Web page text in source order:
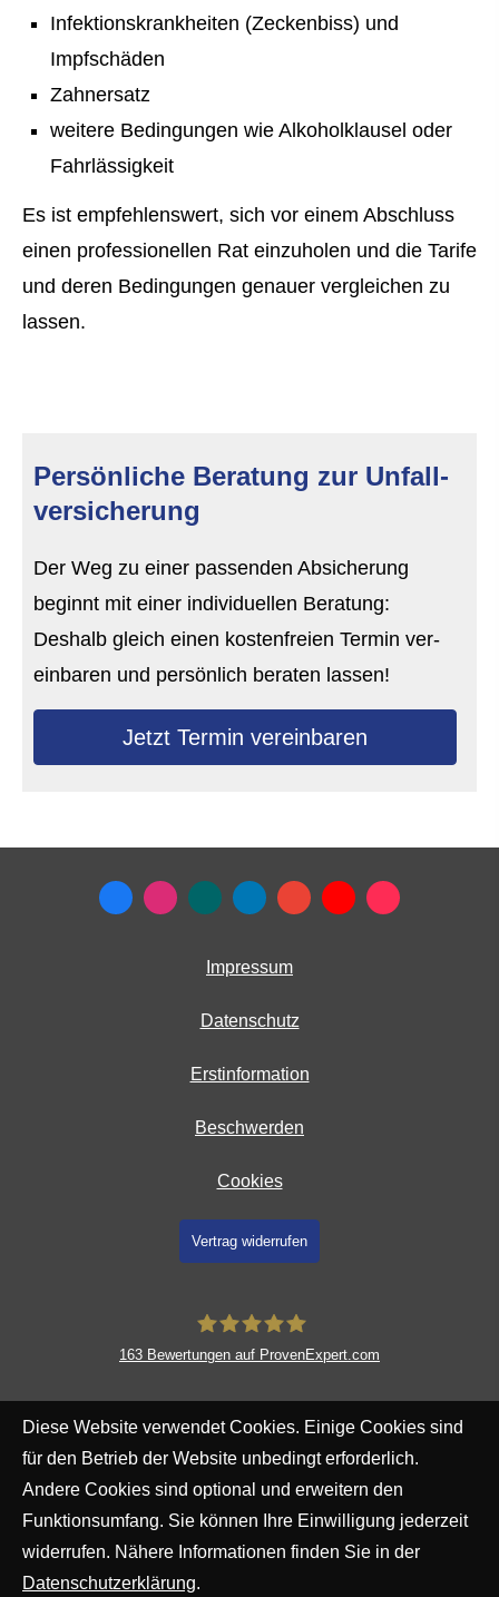
Infektionskrankheiten (Zeckenbiss) und
Impfschäden
Zahnersatz
weitere Bedingungen wie Alkoholklausel oder
Fahrlässigkeit
Es ist empfehlenswert, sich vor einem Abschluss
einen professionellen Rat einzuholen und die Tarife
und deren Bedingungen genauer ver­gleichen zu
lassen.
Persönliche Beratung zur Unfall­
ver­si­che­rung
Der Weg zu einer passenden Absicherung
beginnt mit einer individuellen Beratung:
Deshalb gleich einen kostenfreien Termin ver­
ein­baren und persönlich beraten lassen!
Jetzt Termin ver­ein­baren
Impressum
Datenschutz
Erstinformation
Beschwerden
Cookies
Vertrag widerrufen
163 Bewertungen auf ProvenExpert.com
Diese Website verwendet Cookies. Einige Cookies sind
für den Betrieb der Website unbedingt erforderlich.
Andere Cookies sind optional und erweitern den
Funktionsumfang. Sie können Ihre Einwilligung jederzeit
widerrufen. Nähere Informationen finden Sie in der
Datenschutzerklärung.